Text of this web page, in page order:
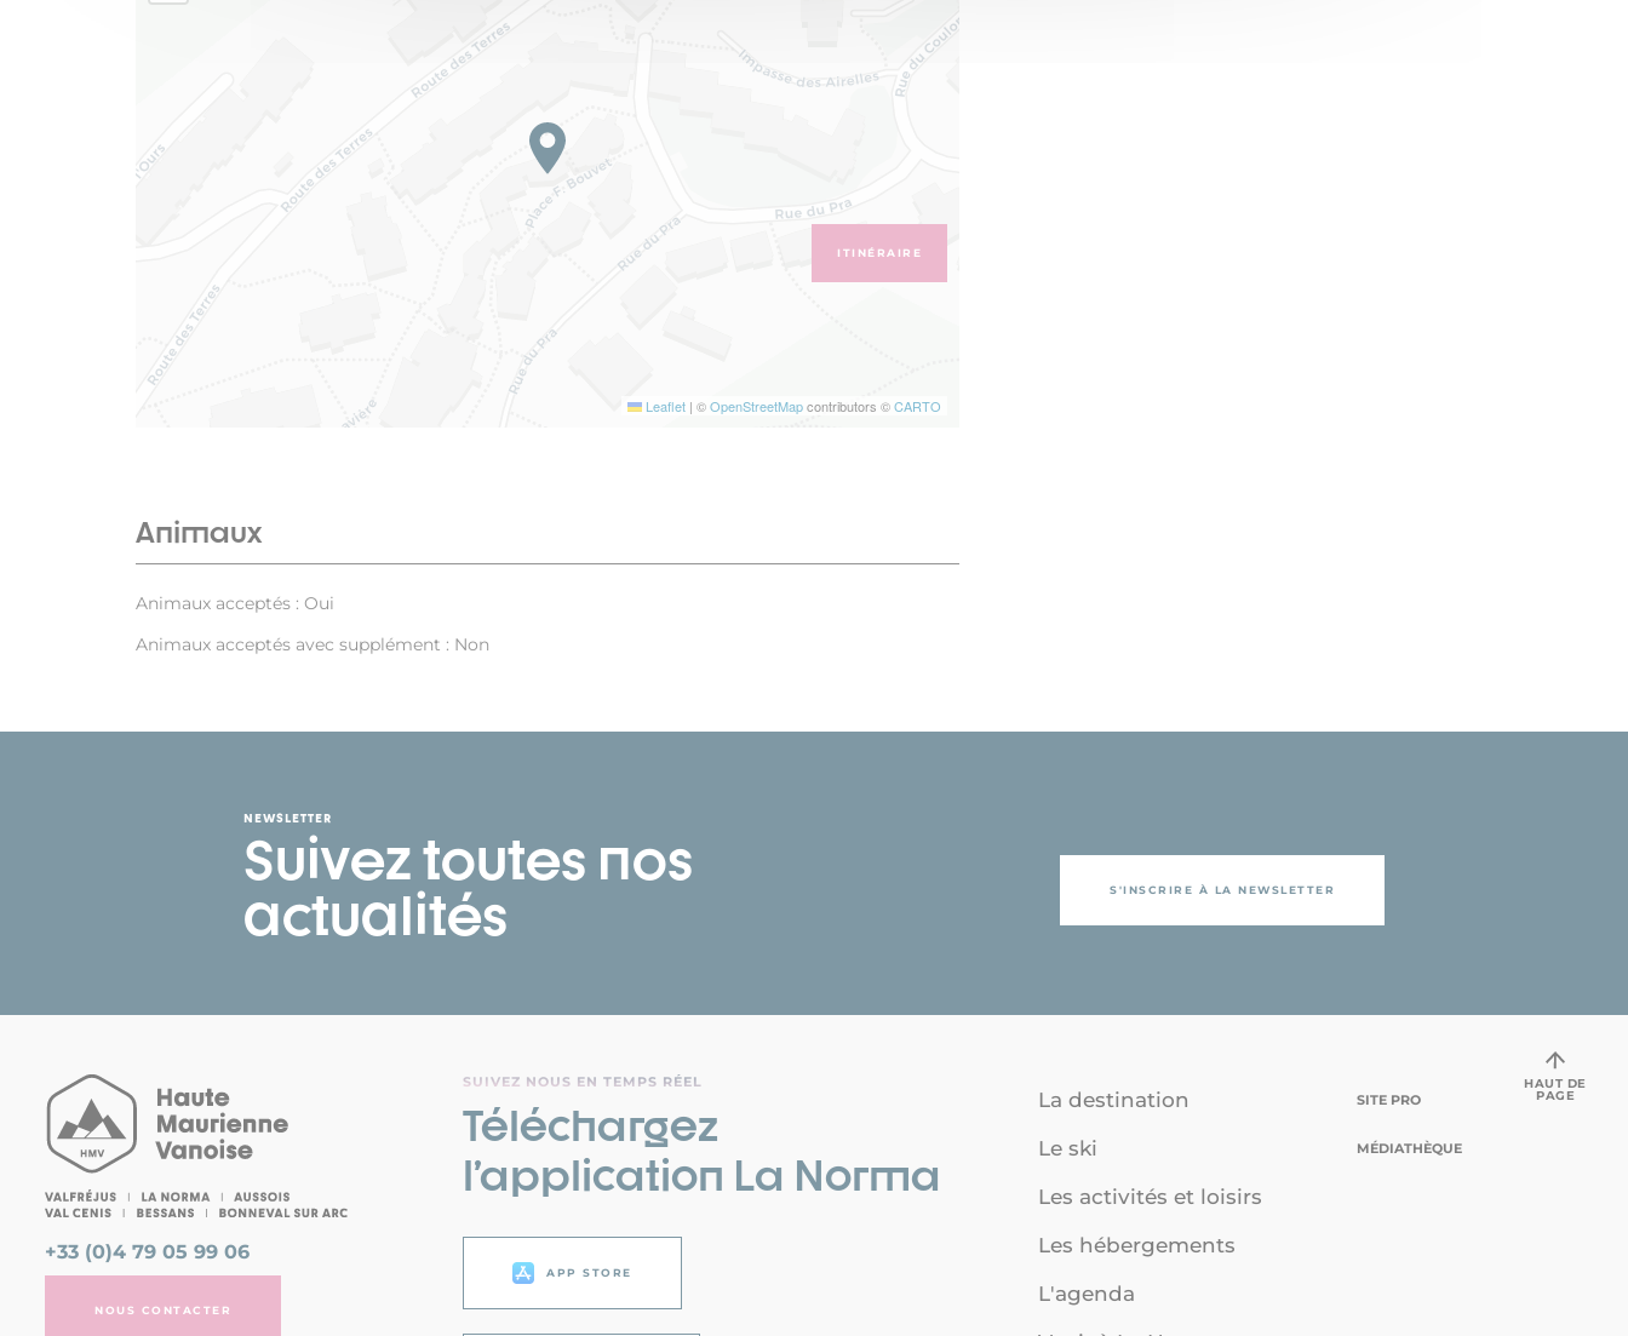
Leaflet | ©OpenStreetMapcontributors ©CARTO
ITINÉRAIRE
Animaux
Animaux acceptés : Oui
Animaux acceptés avec supplément : Non
NEWSLETTER
Suivez toutes nos
actualités
S'INSCRIRE À LA NEWSLETTER
+33 (0)4 79 05 99 06
NOUS CONTACTER
SUIVEZ NOUS EN TEMPS RÉEL
Téléchargez
l’application La Norma
APP STORE
La destination
Le ski
Les activités et loisirs
Les hébergements
L'agenda
SITE PRO
MÉDIATHÈQUE
HAUT DE
PAGE